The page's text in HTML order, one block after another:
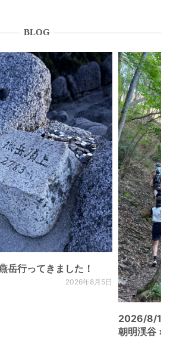
BLOG
行ってきました！
2026年8月5日
2026/8/
朝明渓谷 ×